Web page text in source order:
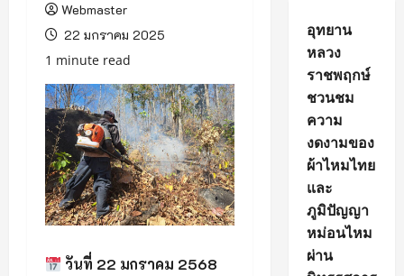
Webmaster
22 มกราคม 2025
1 minute read
วันที่ 22 มกราคม 2568
อุทยาน
หลวง
ราชพฤกษ์
ชวนชม
ความ
งดงามของ
ผ้าไหมไทย
และ
ภูมิปัญญา
หม่อนไหม
ผ่าน